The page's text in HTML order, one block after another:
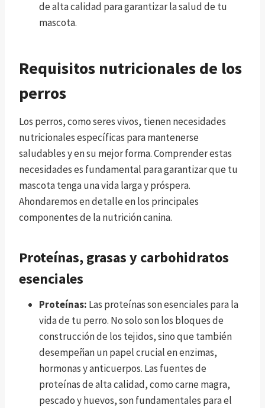
de alta calidad para garantizar la salud de tu
mascota.
Requisitos nutricionales de los
perros
Los perros, como seres vivos, tienen necesidades
nutricionales específicas para mantenerse
saludables y en su mejor forma. Comprender estas
necesidades es fundamental para garantizar que tu
mascota tenga una vida larga y próspera.
Ahondaremos en detalle en los principales
componentes de la nutrición canina.
Proteínas, grasas y carbohidratos
esenciales
Proteínas: Las proteínas son esenciales para la
vida de tu perro. No solo son los bloques de
construcción de los tejidos, sino que también
desempeñan un papel crucial en enzimas,
hormonas y anticuerpos. Las fuentes de
proteínas de alta calidad, como carne magra,
pescado y huevos, son fundamentales para el